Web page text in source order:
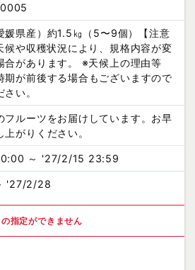
媛県産）約1.5㎏（5〜9個）【注意
候や収穫状況により、規格内容が変
合があります。 ※天候上の理由等
期が前後する場合もございますので
い。
フルーツをお届けしています。お早
上がりください。
～ '27/2/15 23:59
'27/2/28
指定ができません